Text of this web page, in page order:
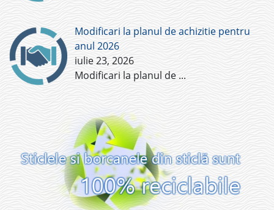
Modificari la planul de achizitie pentru
anul 2026
iulie 23, 2026
Modificari la planul de ...